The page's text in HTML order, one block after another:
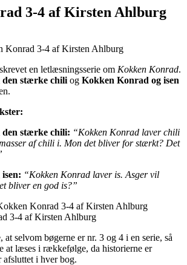
3-4 af Kirsten Ahlburg
en letlæsningsserie om Kokken Konrad.
stærke chili og Kokken Konrad og isen
stærke chili: “Kokken Konrad laver chili
af chili i. Mon det bliver for stærkt? Det
“Kokken Konrad laver is. Asger vil
bliver en god is?”
3-4 af Kirsten Ahlburg
selvom bøgerne er nr. 3 og 4 i en serie, så
at læses i rækkefølge, da historierne er
i hver bog.